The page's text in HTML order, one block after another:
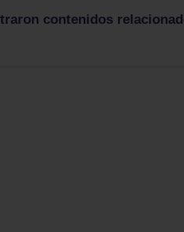
contenidos